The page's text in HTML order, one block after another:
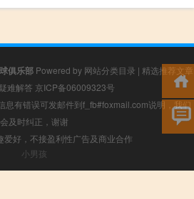
俱乐部Powered by 网站分类目录 | 精选推荐文章
疑难解答 京ICP备06009323号
息有错误可发邮件到f_fb#foxmail.com说明，我们
会及时纠正，谢谢
爱好，不接盈利性广告及商业合作
小男孩